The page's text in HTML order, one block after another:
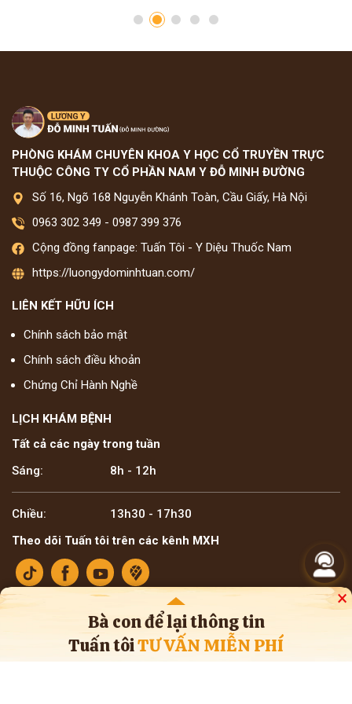
Bà con để lại thông tin
Tuấn tôiTƯ VẤN MIỄN PHÍ
×
PHÒNG KHÁM CHUYÊN KHOA Y HỌC CỔ TRUYỀN TRỰC
THUỘC CÔNG TY CỔ PHẦN NAM Y ĐỖ MINH ĐƯỜNG
Số 16, Ngõ 168 Nguyễn Khánh Toàn, Cầu Giấy, Hà Nội
0963 302 349 - 0987 399 376
Cộng đồng fanpage: Tuấn Tôi - Y Diệu Thuốc Nam
https://luongydominhtuan.com/
LIÊN KẾT HỮU ÍCH
Chính sách bảo mật
Chính sách điều khoản
Chứng Chỉ Hành Nghề
LỊCH KHÁM BỆNH
Tất cả các ngày trong tuần
Sáng:
8h - 12h
Chiều:
13h30 - 17h30
Theo dõi Tuấn tôi trên các kênh MXH
Bản quyền ©2025 Lương y Đỗ Minh Tuấn
* Thông tin trên website mang tính tham khảo nội bộ về y học cổ truyền. Bà con